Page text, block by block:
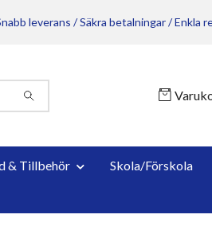
leverans / Säkra betalningar / Enkla
& Tillbehör
Skola/Förskola